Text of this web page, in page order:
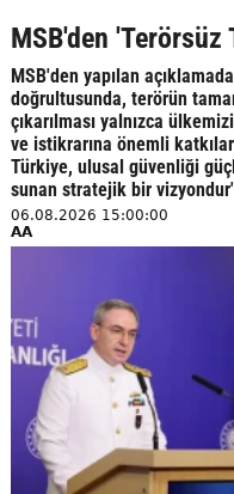
MSB'den 'Terörsüz
MSB'den yapılan
doğrultusunda, terörün
çıkarılması yalnızca
ve istikrarına önemli
Türkiye, ulusal güvenliği
sunan stratejik bir
06.08.2026 15:00:00
AA